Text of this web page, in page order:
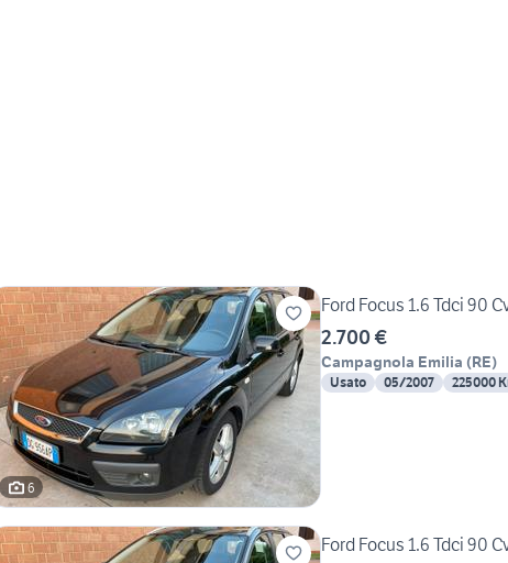
6
Ford Focus 1.6 Tdci 90
2.700 €
Campagnola Emilia (RE)
Usato 05/2007 225000
Ford Focus 1.6 Tdci 90